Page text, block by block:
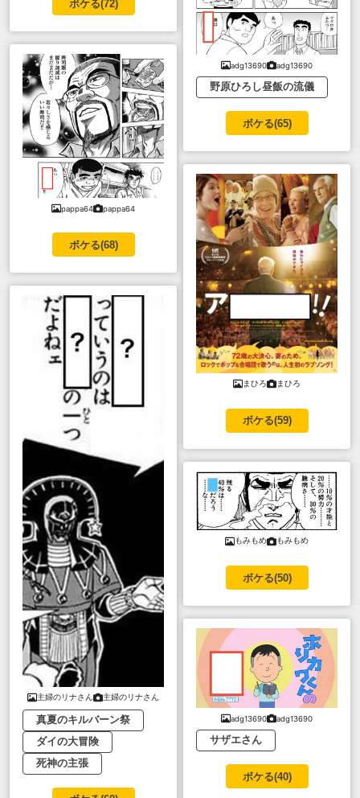
ボケる(72)
pappa64 pappa64
ボケる(68)
主婦のリナさん 主婦のリナさん
真夏のキルバーン祭
ダイの大冒険
死神の主張
adg13690 adg13690
野原ひろし昼飯の流儀
ボケる(65)
まひろ まひろ
ボケる(59)
もみもめ もみもめ
ボケる(50)
adg13690 adg13690
サザエさん
ボケる(40)